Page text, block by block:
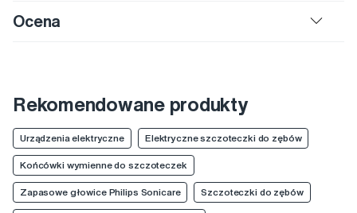
Ocena
Rekomendowane produkty
Urządzenia elektryczne Elektryczne szczoteczki do zębów
Końcówki wymienne do szczoteczek
Zapasowe głowice Philips Sonicare Szczoteczki do zębów